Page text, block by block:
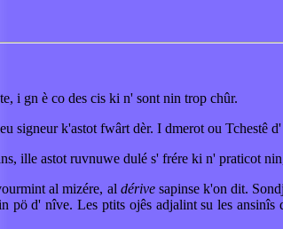
i gn è co des cis ki n' sont nin trop chûr.
signeur k'astot fwârt dèr. I dmerot ou Tchestê
ille astot ruvnuwe dulé s' frére ki n' praticot
al mizére, al dérivesapinse k'on dit.
d' nîve. Les ptits ojês adjalint su les ansinîs